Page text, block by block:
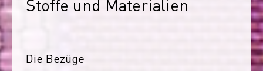
Stoffe und Materialien
Die Bezüge